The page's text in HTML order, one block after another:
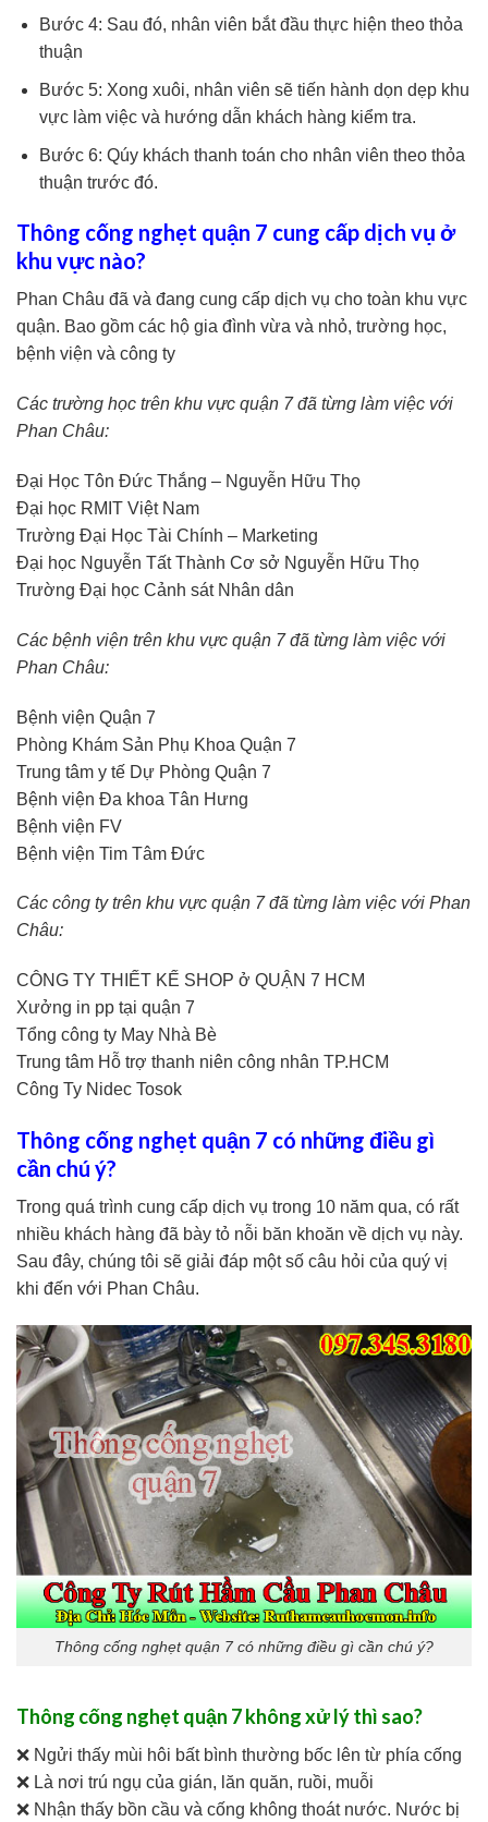
Bước 4: Sau đó, nhân viên bắt đầu thực hiện theo thỏa
thuận
Bước 5: Xong xuôi, nhân viên sẽ tiến hành dọn dẹp khu
vực làm việc và hướng dẫn khách hàng kiểm tra.
Bước 6: Qúy khách thanh toán cho nhân viên theo thỏa
thuận trước đó.
Thông cống nghẹt quận 7 cung cấp dịch vụ ở
khu vực nào?
Phan Châu đã và đang cung cấp dịch vụ cho toàn khu vực
quận. Bao gồm các hộ gia đình vừa và nhỏ, trường học,
bệnh viện và công ty
Các trường học trên khu vực quận 7 đã từng làm việc với
Phan Châu:
Đại Học Tôn Đức Thắng – Nguyễn Hữu Thọ
Đại học RMIT Việt Nam
Trường Đại Học Tài Chính – Marketing
Đại học Nguyễn Tất Thành Cơ sở Nguyễn Hữu Thọ
Trường Đại học Cảnh sát Nhân dân
Các bệnh viện trên khu vực quận 7 đã từng làm việc với
Phan Châu:
Bệnh viện Quận 7
Phòng Khám Sản Phụ Khoa Quận 7
Trung tâm y tế Dự Phòng Quận 7
Bệnh viện Đa khoa Tân Hưng
Bệnh viện FV
Bệnh viện Tim Tâm Đức
Các công ty trên khu vực quận 7 đã từng làm việc với Phan
Châu:
CÔNG TY THIẾT KẾ SHOP ở QUẬN 7 HCM
Xưởng in pp tại quận 7
Tổng công ty May Nhà Bè
Trung tâm Hỗ trợ thanh niên công nhân TP.HCM
Công Ty Nidec Tosok
Thông cống nghẹt quận 7 có những điều gì
cần chú ý?
Trong quá trình cung cấp dịch vụ trong 10 năm qua, có rất
nhiều khách hàng đã bày tỏ nỗi băn khoăn về dịch vụ này.
Sau đây, chúng tôi sẽ giải đáp một số câu hỏi của quý vị
khi đến với Phan Châu.
Thông cống nghẹt quận 7 có những điều gì cần chú ý?
Thông cống nghẹt quận 7 không xử lý thì sao?
❌ Ngửi thấy mùi hôi bất bình thường bốc lên từ phía cống
❌ Là nơi trú ngụ của gián, lăn quăn, ruồi, muỗi
❌ Nhận thấy bồn cầu và cống không thoát nước. Nước bị